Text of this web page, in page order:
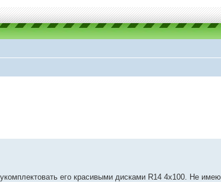
его красивыми дисками R14 4x100. Не